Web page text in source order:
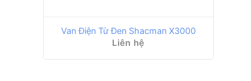
Van Điện Từ Đen Shacman X3000
Liên hệ